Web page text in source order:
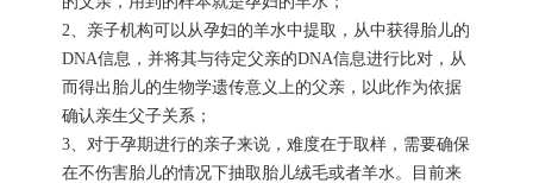
2、亲子机构可以从孕妇的羊水中提取，从中获得胎儿的
DNA信息，并将其与待定父亲的DNA信息进行比对，从
而得出胎儿的生物学遗传意义上的父亲，以此作为依据
确认亲生父子关系；
3、对于孕期进行的亲子来说，难度在于取样，需要确保
在不伤害胎儿的情况下抽取胎儿绒毛或者羊水。目前来